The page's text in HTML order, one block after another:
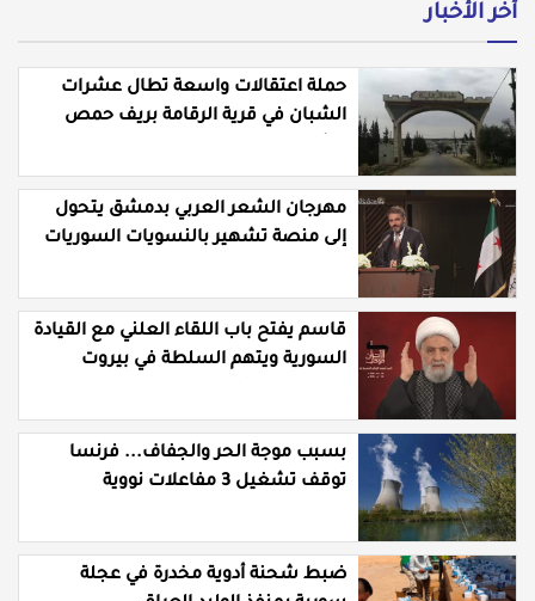
أخر الأخبار
حملة اعتقالات واسعة تطال عشرات
الشبان في قرية الرقامة بريف حمص
مهرجان الشعر العربي بدمشق يتحول
إلى منصة تشهير بالنسويات السوريات
قاسم يفتح باب اللقاء العلني مع القيادة
السورية ويتهم السلطة في بيروت
بسبب موجة الحر والجفاف... فرنسا
توقف تشغيل 3 مفاعلات نووية
ضبط شحنة أدوية مخدرة في عجلة